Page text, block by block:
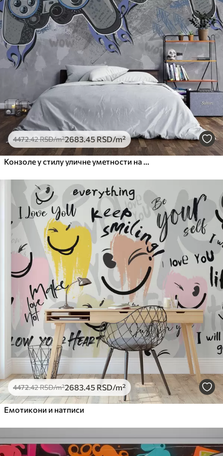
4472.42RSD/m²2683.45 RSD/m²
4472.42RSD/m²2683 .45 RSD/m²
Емотикони и натписи